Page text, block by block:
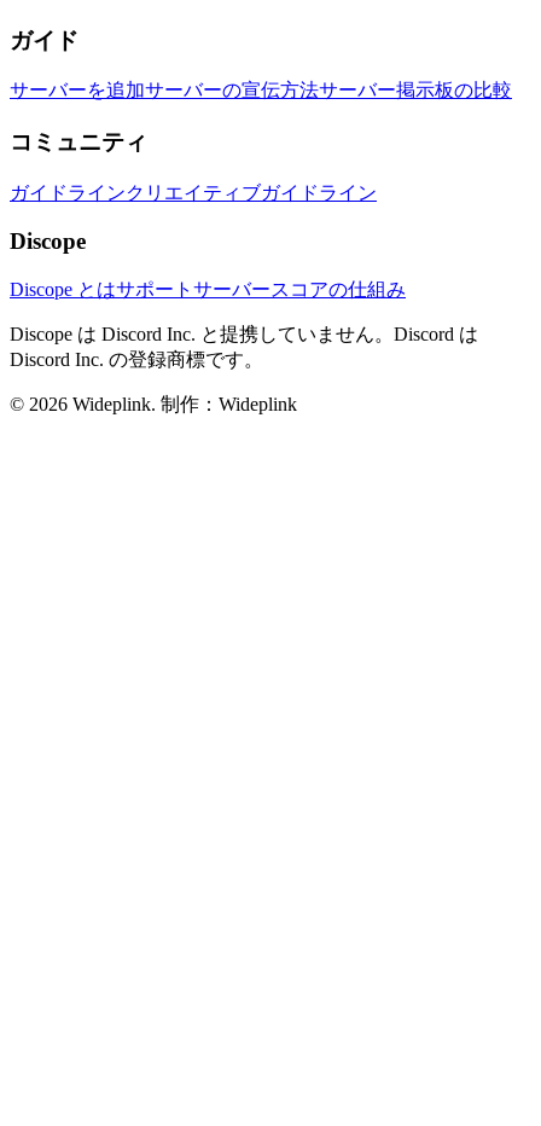
ガイド
サーバーを追加サーバーの宣伝方法サーバー掲示板の比較
コミュニティ
ガイドラインクリエイティブガイドライン
Discope
Discope とはサポートサーバースコアの仕組み
Discope は Discord Inc. と提携していません。Discord は
Discord Inc. の登録商標です。
© 2026 Wideplink. 制作：Wideplink